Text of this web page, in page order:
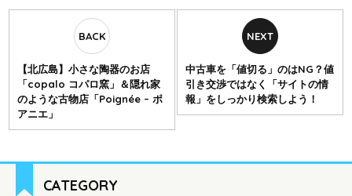
【北広島】小さな陶器のお店
「copalo コパロ窯」＆隠れ家
のような古物店「Poignée – ポ
アニエ」
中古車を「値切る」のはNG？値
引き交渉ではなく「サイトの情
報」をしっかり検索しよう！
CATEGORY